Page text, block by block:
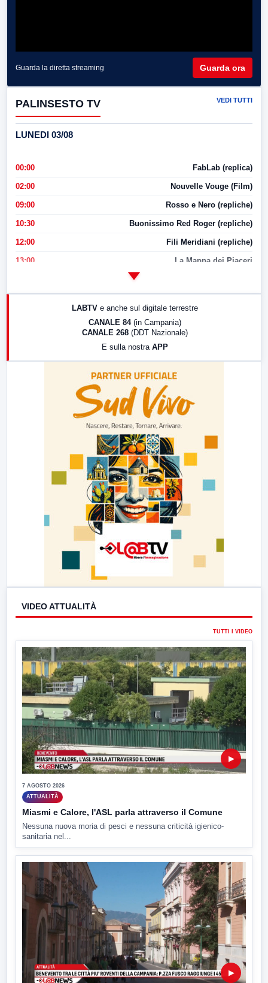
Guarda la diretta streaming Guarda ora
PALINSESTO TV VEDI TUTTI
LUNEDI 03/08
00:00 FabLab (replica)
02:00 Nouvelle Vouge (Film)
09:00 Rosso e Nero (repliche)
10:30 Buonissimo Red Roger (repliche)
12:00 Fili Meridiani (repliche)
13:00 La Mappa dei Piaceri
LABTV e anche sul digitale terrestre
CANALE 84 (in Campania)
CANALE 268 (DDT Nazionale)
E sulla nostra APP
VIDEO ATTUALITÀ
TUTTI I VIDEO
▶
7 AGOSTO 2026
ATTUALITÀ
Miasmi e Calore, l'ASL parla attraverso il Comune
Nessuna nuova moria di pesci e nessuna criticità igienico-
sanitaria nel...
▶